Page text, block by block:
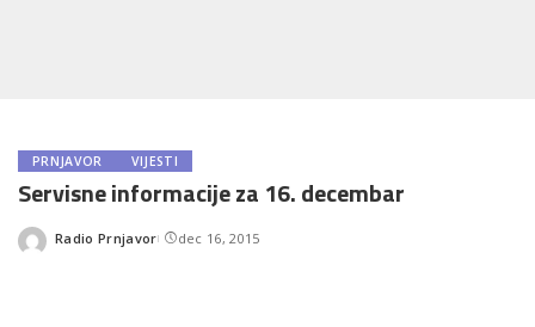
PRNJAVOR VIJESTI
Servisne informacije za 16. decembar
Posted
Radio Prnjavor dec 16, 2015